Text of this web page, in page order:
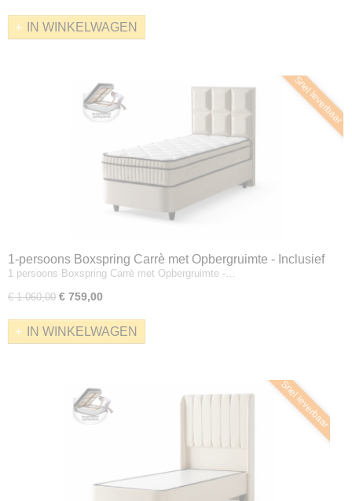
IN WINKELWAGEN
Snel leverbaar
1-persoons Boxspring Carrè met Opbergruimte - Inclusief
matras - Velvet Beige
1 persoons Boxspring Carrè met Opbergruimte -…
€ 1.060,00 € 759,00
IN WINKELWAGEN
Snel leverbaar